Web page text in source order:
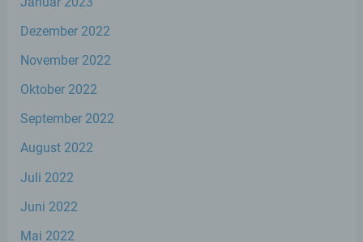
Dezember 2022
November 2022
Oktober 2022
September 2022
August 2022
Juli 2022
Juni 2022
Mai 2022
jedem Besuch der Internetseite erneut seine
Internetseite und dem auf dem Computersystem
wird. Ein weiteres Beispiel ist das Cookie eines
Warenkorbes im Online-Shop. Der Online-Shop
merkt sich die Artikel, die ein Kunde in den
virtuellen Warenkorb gelegt hat, über ein Cookie.
Die betroffene Person kann die Setzung von
mittels einer entsprechenden Einstellung des
genutzten Internetbrowsers verhindern und damit